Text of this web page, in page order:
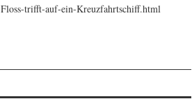
trifft-auf-ein-Kreuzfahrtschiff.html